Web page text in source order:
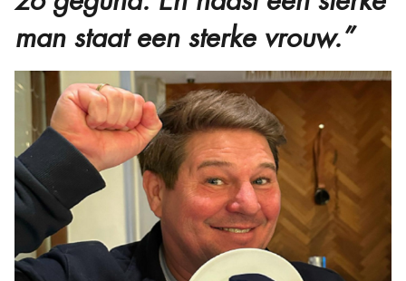
man staat een sterke vrouw.”